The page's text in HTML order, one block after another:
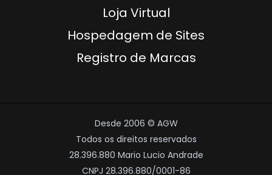
Loja Virtual
Hospedagem de Sites
Registro de Marcas
Desde 2006 © AGW
Todos os direitos reservados
28.396.880 Mario Lucio Andrade
CNPJ 28.396.880/0001-86